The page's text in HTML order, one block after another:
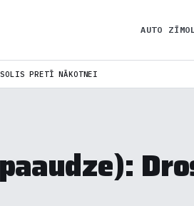
AUTO
PRETĪ NĀKOTNEI